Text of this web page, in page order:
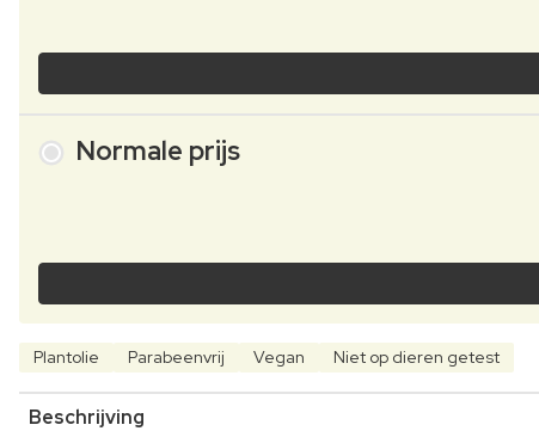
Normale prijs
Plantolie Parabeenvrij Vegan Niet op dieren getest
Beschrijving